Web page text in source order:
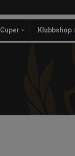
Cuper Klubbshop